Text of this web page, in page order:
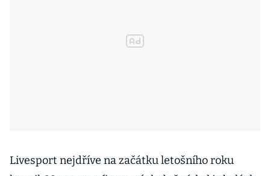
Livesport nejdříve na začátku letošního roku